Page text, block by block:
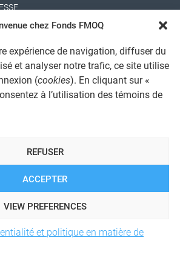
chez Fonds FMOQ
expérience de navigation, diffuser du
et analyser notre trafic, ce site utilise
(cookies). En cliquant sur «
à l’utilisation des témoins de
ACCEPTER
REFUSER
VIEW PREFERENCES
et politique en matière de
DES PLAINTES
D'INTÉRÊTS
financiers Fonds FMOQ inc.